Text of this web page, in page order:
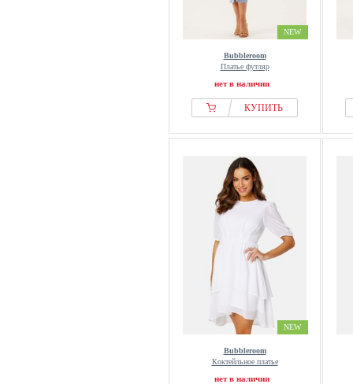
NEW
Bubbleroom
Платье футляр
нет в наличии
КУПИТЬ
NEW
Bubbleroom
Коктейльное платье
нет в наличии